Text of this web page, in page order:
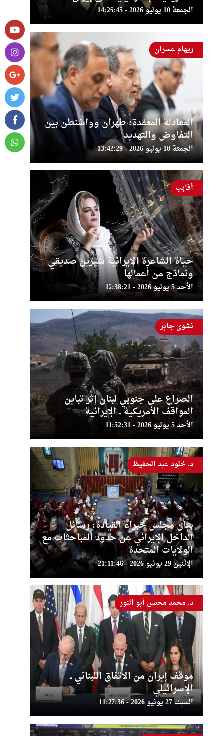
الجمعة 10 يوليو 2026 - 14:26:45
المعادلة المعقدة: طهران وواشنطن بين
التفاوض والتهديد
الجمعة 10 يوليو 2026 - 13:42:29
ريهام عسران
حياة الشاعرة الإيرانية شيرين صديقي
ونماذج من أعمالها
الأحد 5 يوليو 2026 - 12:38:21
أفايب
الصراع على جنوبي لبنان إثر تباين
المواقف الأمريكية ــ الإيرانية
الأحد 5 يوليو 2026 - 11:52:31
نشوى جابر
بيان مجلس خبراء القيادة: رسائل
الداخل الإيراني عن حدود المباحثات مع
الولايات المتحدة
الإثنين 29 يونيو 2026 - 21:11:46
د. خلود عبد الحفيظ
موقف إيران من الاتفاق اللبناني ــ
الإسرائيلي
السبت 27 يونيو 2026 - 11:27:36
د. محمد محسن أبو النور